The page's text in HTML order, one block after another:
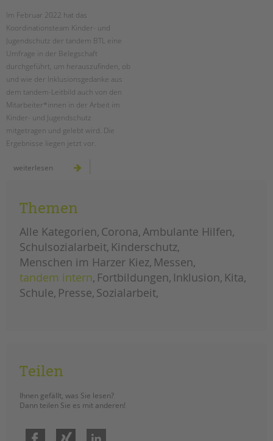
HILFEN ZUR ERZIEHUNG
EINGLIEDERUNGSHILFE
BETREUTES WOHNEN
TANDEM BTL AKADEMIE
Zertfikatskurse
Seminarkalender
PROFIL | LEITBILD
Kinder- und Jugendschutz
Unsere Videos
Gesellschafter VdK
schoolcoach BTL
tandem international
NEWS/BLOG
unkuerzbar
Im Februar 2022 hat das
Koordinationsteam Kinder- und
Jugendschutz der tandem BTL eine
Umfrage in der Belegschaft
durchgeführt, um herauszufinden, ob
und wie der Inklusionsgedanke aus
dem tandem-Leitbild auch von den
Mitarbeiter*innen in der Arbeit im
Kinder- und Jugendschutz
mitgetragen und gelebt wird. Die
Ergebnisse liegen jetzt vor.
weiterlesen umfrage
inklusiv
Themen
Alle Kategorien Corona Ambulante Hilfen
Schulsozialarbeit Kinderschutz
Menschen im Harzer Kiez Messen
tandem intern Fortbildungen Inklusion Kita
Schule Presse Sozialarbeit
Teilen
Ihnen gefällt, was Sie lesen?
Dann teilen Sie es mit anderen!
Facebook